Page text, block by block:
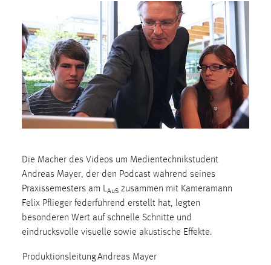
Die Macher des Videos um Medientechnikstudent
Andreas Mayer, der den Podcast während seines
Praxissemesters am LAuS zusammen mit Kameramann
Felix Pflieger federführend erstellt hat, legten
besonderen Wert auf schnelle Schnitte und
eindrucksvolle visuelle sowie akustische Effekte.
ProduktionsleitungAndreas Mayer
Name:
MibewSessionID, MIBEW_UserID, mibew_locale, mibew-
chat-frame-style-5e9dbeb1811c0446
Zweck:
Wird benötigt um die Chatfunktion nutzen zu können.
Cookie Laufzeit:
MibewSessionID, mibew-chat-frame-style-
5e9dbeb1811c0446 = Sitzungslaufzeit, mibew_locale = 3
Login
Name:
Zweck:
einloggen zu können.